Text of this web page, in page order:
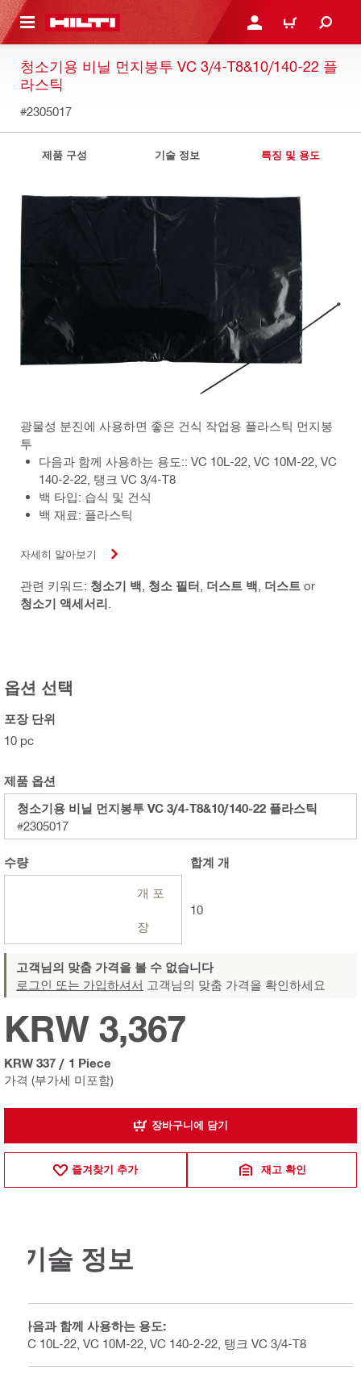
으로 건너뛰기 로그인 또는 회원가입
장바구니
청소기용 비닐 먼지봉투 VC 3/4-T8&10/140-22 플
라스틱
#2305017
제품 구성 기술 정보 특징 및 용도
광물성 분진에 사용하면 좋은 건식 작업용 플라스틱 먼지봉
투
다음과 함께 사용하는 용도:: VC 10L-22, VC 10M-22, VC
140-2-22, 탱크 VC 3/4-T8
백 타입: 습식 및 건식
백 재료: 플라스틱
자세히 알아보기
관련 키워드: 청소기 백 청소 필터 더스트 백 더스트 or
청소기 액세서리
옵션 선택
포장 단위
10 pc
제품 옵션
청소기용 비닐 먼지봉투 VC 3/4-T8&10/140-22 플라스틱
#2305017
수량
개 포
장
합계 개
10
고객님의 맞춤 가격을 볼 수 없습니다
로그인 또는 가입하셔서 고객님의 맞춤 가격을 확인하세요
가격 (부가세 미포함)
KRW 3,367
KRW 337 / 1 Piece
장바구니에 담기
즐겨찾기 추가 재고 확인
기술 정보
다음과 함께 사용하는 용도:
VC 10L-22, VC 10M-22, VC 140-2-22, 탱크 VC 3/4-T8